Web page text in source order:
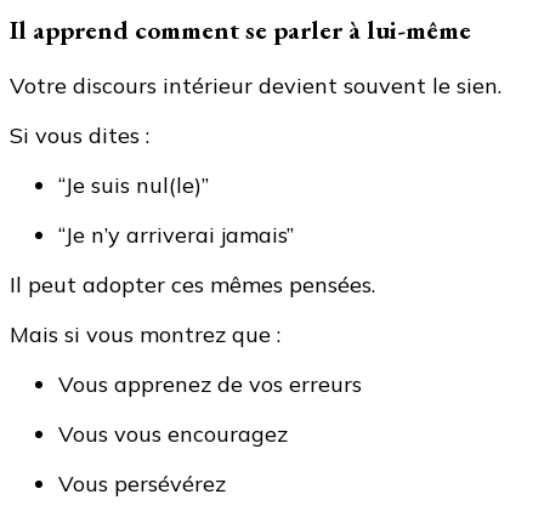
Il apprend comment se parler à lui-même
Votre discours intérieur devient souvent le sien.
Si vous dites :
“Je suis nul(le)”
“Je n’y arriverai jamais”
Il peut adopter ces mêmes pensées.
Mais si vous montrez que :
Vous apprenez de vos erreurs
Vous vous encouragez
Vous persévérez